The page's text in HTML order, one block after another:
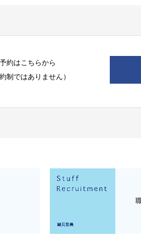
約はこちらから
制ではありません）